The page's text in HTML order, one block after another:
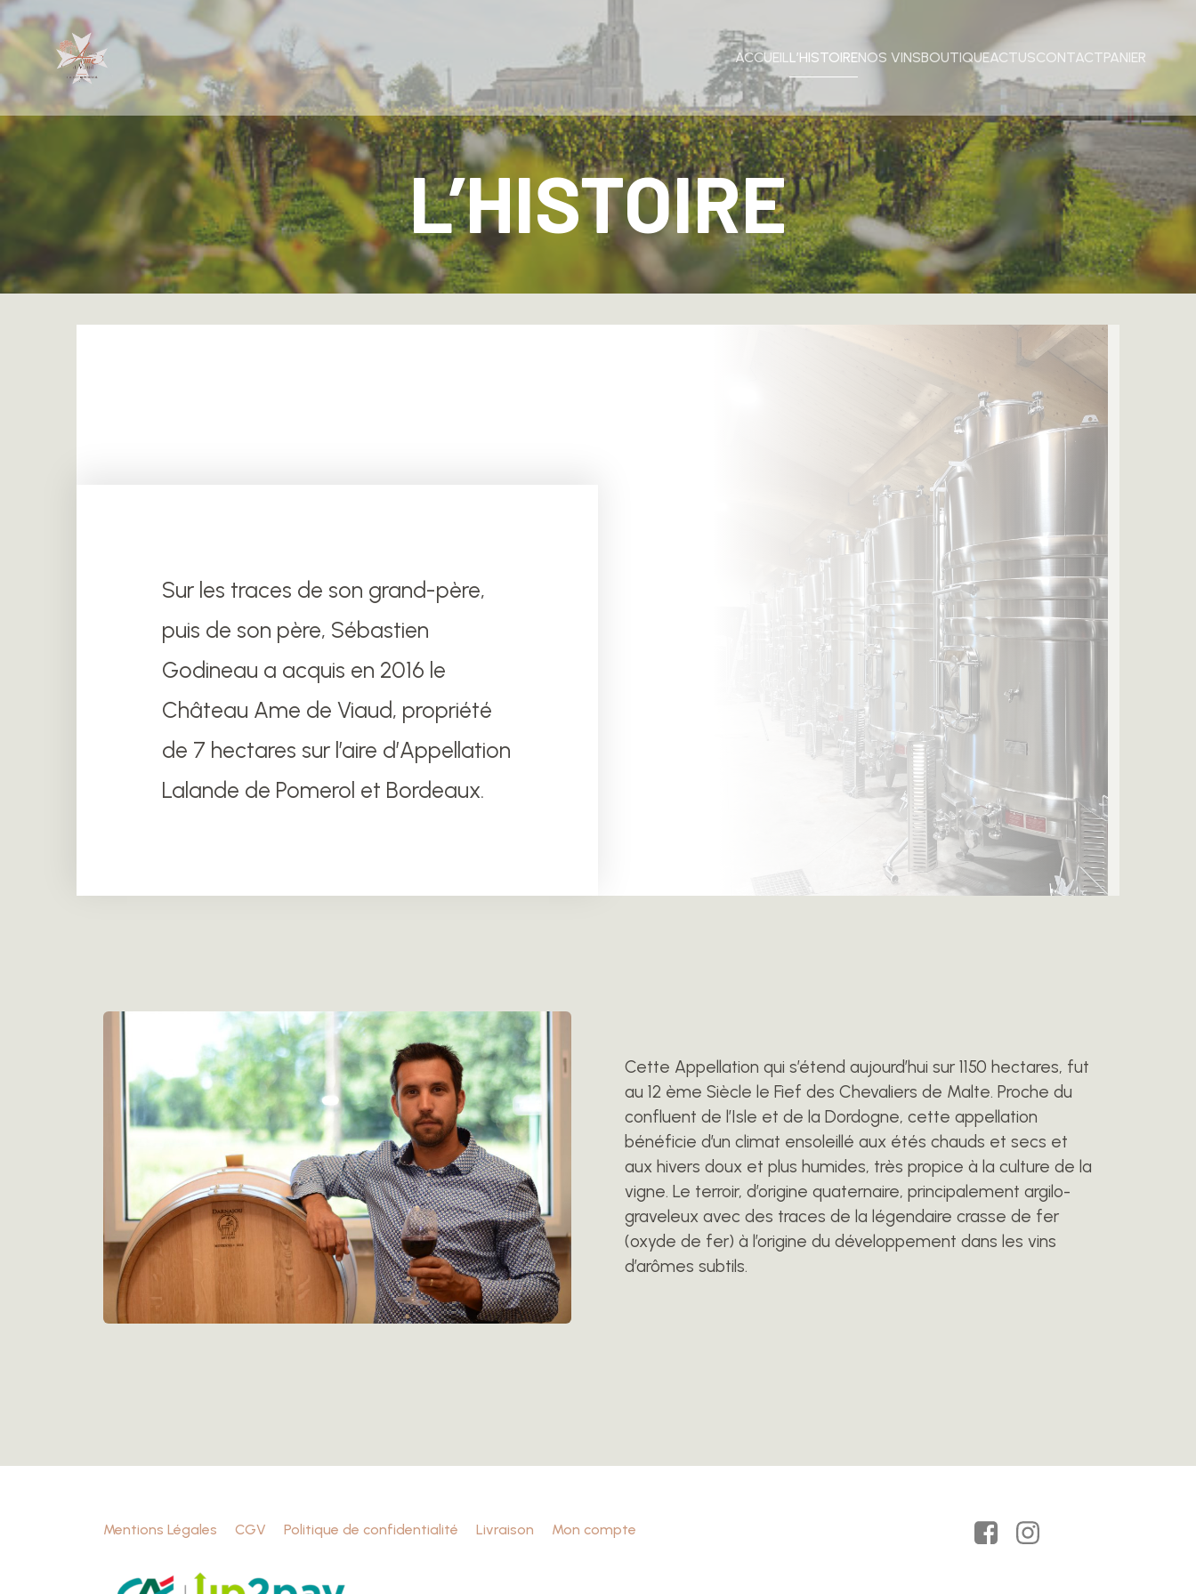
ACCUEILL’HISTOIRENOS VINSBOUTIQUEACTUSCONTACTPANIER
L’HISTOIRE
Sur les traces de son grand-père,
puis de son père, Sébastien
Godineau a acquis en 2016 le
Château Ame de Viaud, propriété
de 7 hectares sur l’aire d’Appellation
Lalande de Pomerol et Bordeaux.
Cette Appellation qui s’étend aujourd’hui sur 1150 hectares, fut
au 12 ème Siècle le Fief des Chevaliers de Malte. Proche du
confluent de l’Isle et de la Dordogne, cette appellation
bénéficie d’un climat ensoleillé aux étés chauds et secs et
aux hivers doux et plus humides, très propice à la culture de la
vigne. Le terroir, d’origine quaternaire, principalement argilo-
graveleux avec des traces de la légendaire crasse de fer
(oxyde de fer) à l’origine du développement dans les vins
d’arômes subtils.
Mentions Légales CGV Politique de confidentialité Livraison Mon compte